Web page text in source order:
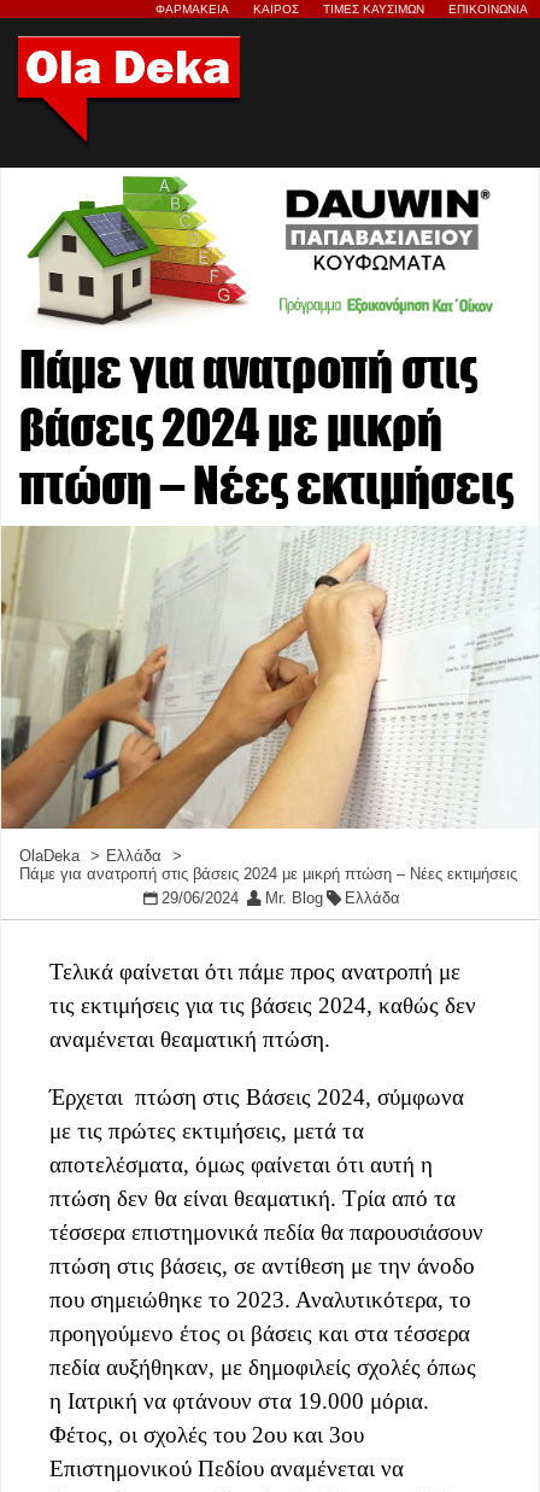
ΦΑΡΜΑΚΕΙΑ ΚΑΙΡΟΣ ΤΙΜΕΣ ΚΑΥΣΙΜΩΝ ΕΠΙΚΟΙΝΩΝΙΑ
Πάμε για ανατροπή στις
βάσεις 2024 με μικρή
πτώση – Νέες εκτιμήσεις
OlaDeka
Ελλάδα
Πάμε για ανατροπή στις βάσεις 2024 με μικρή πτώση – Νέες εκτιμήσεις
29/06/2024
Mr. Blog Ελλάδα
Τελικά φαίνεται ότι πάμε προς ανατροπή με
τις εκτιμήσεις για τις βάσεις 2024, καθώς δεν
αναμένεται θεαματική πτώση.
Έρχεται πτώση στις Βάσεις 2024, σύμφωνα
με τις πρώτες εκτιμήσεις, μετά τα
αποτελέσματα, όμως φαίνεται ότι αυτή η
πτώση δεν θα είναι θεαματική. Τρία από τα
τέσσερα επιστημονικά πεδία θα παρουσιάσουν
πτώση στις βάσεις, σε αντίθεση με την άνοδο
που σημειώθηκε το 2023. Αναλυτικότερα, το
προηγούμενο έτος οι βάσεις και στα τέσσερα
πεδία αυξήθηκαν, με δημοφιλείς σχολές όπως
η Ιατρική να φτάνουν στα 19.000 μόρια.
Φέτος, οι σχολές του 2ου και 3ου
Επιστημονικού Πεδίου αναμένεται να